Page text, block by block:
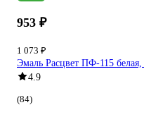
953 ₽
1 073 ₽
Эмаль Расцвет ПФ-115 белая,
4.9
(84)